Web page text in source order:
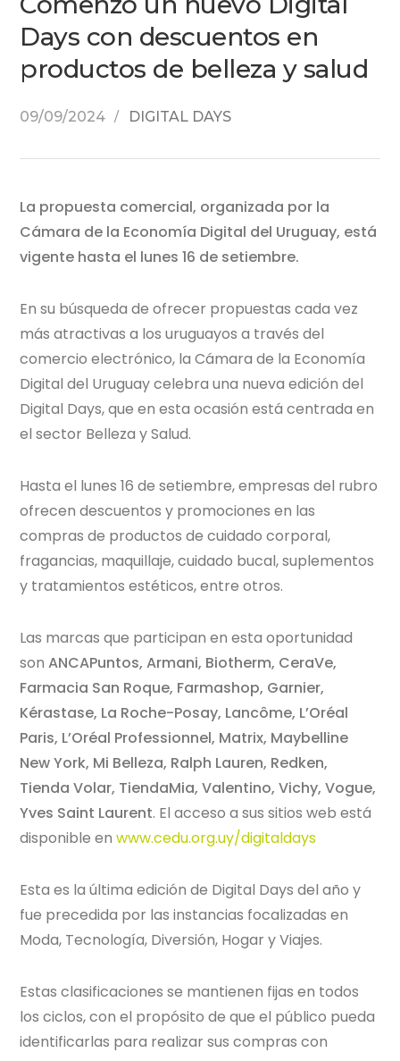
Days con descuentos en
productos de belleza y salud
09/09/2024 DIGITAL DAYS
La propuesta comercial, organizada por la
Cámara de la Economía Digital del Uruguay, está
vigente hasta el lunes 16 de setiembre.
En su búsqueda de ofrecer propuestas cada vez
más atractivas a los uruguayos a través del
comercio electrónico, la Cámara de la Economía
Digital del Uruguay celebra una nueva edición del
Digital Days, que en esta ocasión está centrada en
el sector Belleza y Salud.
Hasta el lunes 16 de setiembre, empresas del rubro
ofrecen descuentos y promociones en las
compras de productos de cuidado corporal,
fragancias, maquillaje, cuidado bucal, suplementos
y tratamientos estéticos, entre otros.
Las marcas que participan en esta oportunidad
sonANCAPuntos, Armani, Biotherm, CeraVe,
Farmacia San Roque, Farmashop, Garnier,
Kérastase, La Roche-Posay, Lancôme, L’Oréal
Paris, L’Oréal Professionnel, Matrix, Maybelline
New York, Mi Belleza, Ralph Lauren, Redken,
Tienda Volar, TiendaMia, Valentino, Vichy, Vogue,
Yves Saint Laurent. El acceso a sus sitios web está
disponible enwww.cedu.org.uy/digitaldays
Esta es la última edición de Digital Days del año y
fue precedida por las instancias focalizadas en
Moda, Tecnología, Diversión, Hogar y Viajes.
Estas clasificaciones se mantienen fijas en todos
los ciclos, con el propósito de que el público pueda
identificarlas para realizar sus compras con